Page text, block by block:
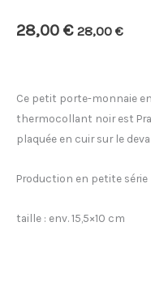
28,00 € 28,00 €
Ce petit porte-monnaie
thermocollant noir est
plaquée en cuir sur le
Production en petite
taille : env. 15,5×10 cm